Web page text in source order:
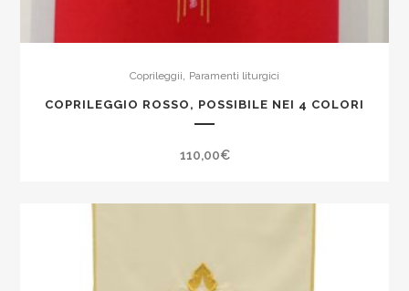
Coprileggii Paramenti liturgici
COPRILEGGIO ROSSO, POSSIBILE NEI 4 COLORI
110,00€